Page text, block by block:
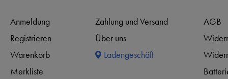
Anmeldung
Registrieren
Warenkorb
Merkliste
Zahlung und Versand
Über uns
Ladengeschäft
AGB